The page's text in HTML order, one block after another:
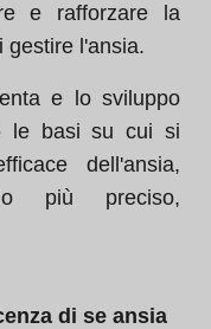
e rafforzare la
gestire l'ansia.
e lo sviluppo
le basi su cui si
dell'ansia,
più preciso,
di se ansia